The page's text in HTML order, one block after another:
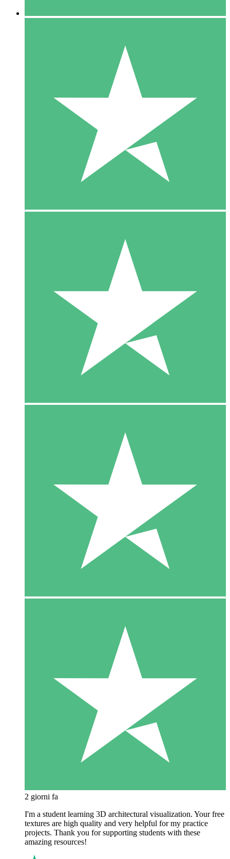
2 giorni fa
I'm a student learning 3D architectural visualization. Your free
textures are high quality and very helpful for my practice
projects. Thank you for supporting students with these
amazing resources!